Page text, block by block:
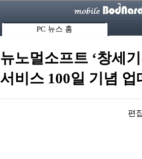
PC 뉴스 홈
뉴노멀소프트 ‘창세
서비스 100일 기념 업
편